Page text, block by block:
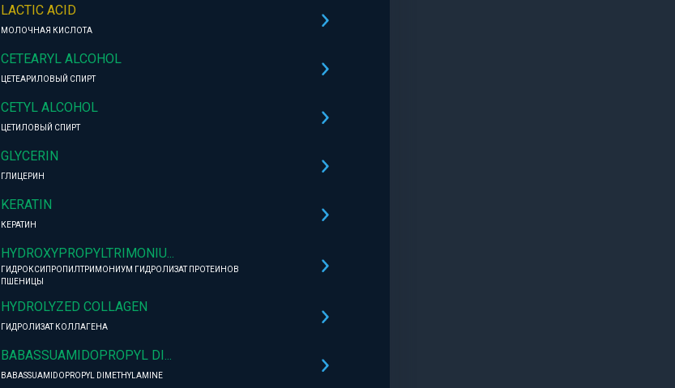
LACTIC ACID
МОЛОЧНАЯ КИСЛОТА
CETEARYL ALCOHOL
ЦЕТЕАРИЛОВЫЙ СПИРТ
CETYL ALCOHOL
ЦЕТИЛОВЫЙ СПИРТ
GLYCERIN
ГЛИЦЕРИН
KERATIN
КЕРАТИН
HYDROXYPROPYLTRIMONIU...
ГИДРОКСИПРОПИЛТРИМОНИУМ ГИДРОЛИЗАТ ПРОТЕИНОВ
ПШЕНИЦЫ
HYDROLYZED COLLAGEN
ГИДРОЛИЗАТ КОЛЛАГЕНА
BABASSUAMIDOPROPYL DI...
BABASSUAMIDOPROPYL DIMETHYLAMINE